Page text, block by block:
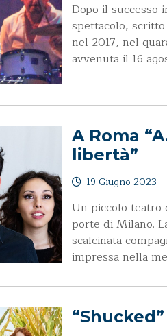
Dopo il successo
spettacolo,
nel 2017, nel
avvenuta il 16
A Roma
libertà”
19 Giugno 2023
Un piccolo teatro
porte di Milano.
scalcinata
impressa nella